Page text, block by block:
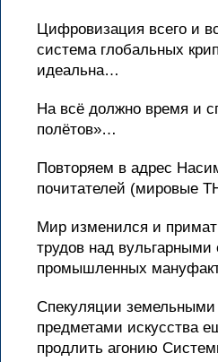
Цифровизация всего и
система глобальных
идеальна…
На всё должно время и
полётов»…
Повторяем в адрес
почитателей (мировые
Мир изменился и примат
трудов над вульгарными
промышленных
Спекуляции земельными
предметами искусства
продлить агонию